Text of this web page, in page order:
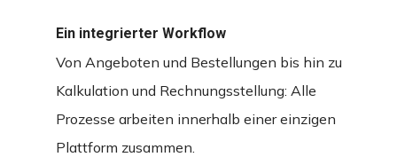
Ein integrierter Workflow
Von Angeboten und Bestellungen bis hin zu
Kalkulation und Rechnungsstellung: Alle
Prozesse arbeiten innerhalb einer einzigen
Plattform zusammen.